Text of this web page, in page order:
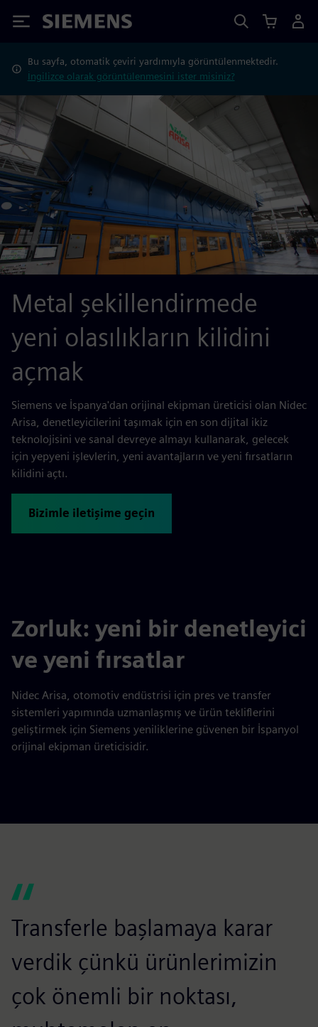
Siemens
Bu sayfa, otomatik çeviri yardımıyla görüntülenmektedir.
İngilizce olarak görüntülenmesini ister misiniz?
Metal şekillendirmede
yeni olasılıkların kilidini
açmak
Siemens ve İspanya'dan orijinal ekipman üreticisi olan Nidec
Arisa, denetleyicilerini taşımak için en son dijital ikiz
teknolojisini ve sanal devreye almayı kullanarak, gelecek
için yepyeni işlevlerin, yeni avantajların ve yeni fırsatların
kilidini açtı.
Bizimle iletişime geçin
Zorluk: yeni bir denetleyici
ve yeni fırsatlar
Nidec Arisa, otomotiv endüstrisi için pres ve transfer
sistemleri yapımında uzmanlaşmış ve ürün tekliflerini
geliştirmek için Siemens yeniliklerine güvenen bir İspanyol
orijinal ekipman üreticisidir.
Transferle başlamaya karar
verdik çünkü ürünlerimizin
çok önemli bir noktası,